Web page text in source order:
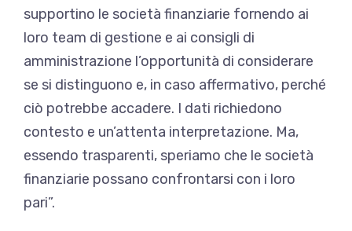
supportino le società finanziarie fornendo ai
loro team di gestione e ai consigli di
amministrazione l’opportunità di considerare
se si distinguono e, in caso affermativo, perché
ciò potrebbe accadere. I dati richiedono
contesto e un’attenta interpretazione. Ma,
essendo trasparenti, speriamo che le società
finanziarie possano confrontarsi con i loro
pari”.